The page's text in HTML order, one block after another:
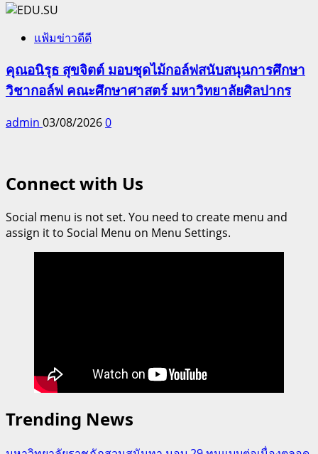
แฟ้มข่าวดีดี
คุณอนิรุธ สุขจิตต์ มอบชุดไม้กอล์ฟสนับสนุนการศึกษา
วิชากอล์ฟ คณะศึกษาศาสตร์ มหาวิทยาลัยศิลปากร
admin 03/08/20260
Connect with Us
Social menu is not set. You need to create menu and
assign it to Social Menu on Menu Settings.
Trending News